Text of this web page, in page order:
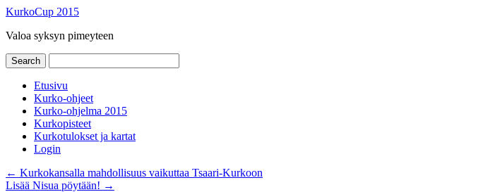
KurkoCup 2015
Valoa syksyn pimeyteen
Etusivu
Kurko-ohjeet
Kurko-ohjelma 2015
Kurkopisteet
Kurkotulokset ja kartat
Login
← Kurkokansalla mahdollisuus vaikuttaa Tsaari-Kurkoon
Lisää Nisua pöytään! →